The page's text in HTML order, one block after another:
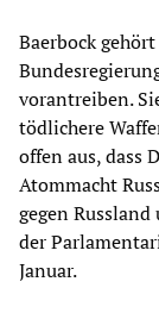
Baerbock
vorantreiben.
tödlichere
offen aus, dass
Atommacht
gegen
der
Januar.